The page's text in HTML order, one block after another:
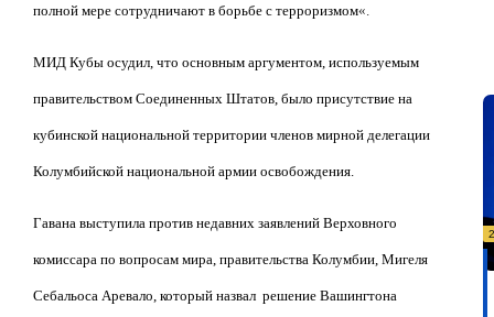
полной мере сотрудничают в борьбе с терроризмом«.
МИД Кубы осудил, что основным аргументом, используемым
правительством Соединенных Штатов, было присутствие на
кубинской национальной территории членов мирной делегации
Колумбийской национальной армии освобождения.
Гавана выступила против недавних заявлений Верховного
комиссара по вопросам мира, правительства Колумбии, Мигеля
Себальоса Аревало, который назвал решение Вашингтона